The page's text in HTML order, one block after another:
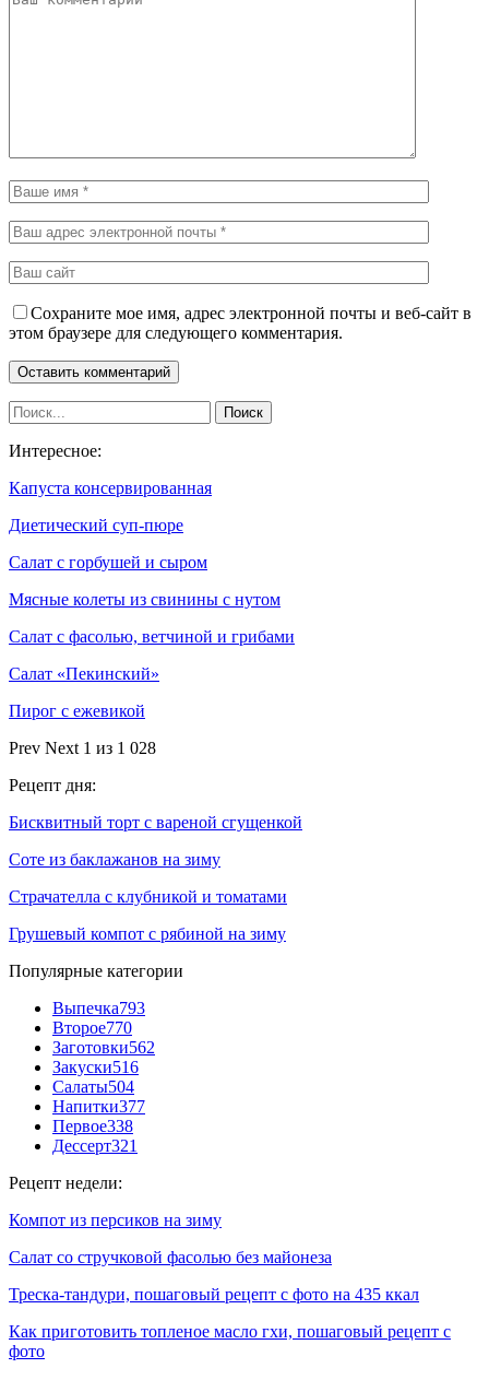
Сохраните мое имя, адрес электронной почты и веб-сайт в
этом браузере для следующего комментария.
Интересное:
Капуста консервированная
Диетический суп-пюре
Салат с горбушей и сыром
Мясные колеты из свинины с нутом
Салат с фасолью, ветчиной и грибами
Салат «Пекинский»
Пирог с ежевикой
Prev Next 1 из 1 028
Рецепт дня:
Бисквитный торт с вареной сгущенкой
Соте из баклажанов на зиму
Страчателла с клубникой и томатами
Грушевый компот с рябиной на зиму
Популярные категории
Выпечка793
Второе770
Заготовки562
Закуски516
Салаты504
Напитки377
Первое338
Дессерт321
Рецепт недели:
Компот из персиков на зиму
Салат со стручковой фасолью без майонеза
Треска-тандури, пошаговый рецепт с фото на 435 ккал
Как приготовить топленое масло гхи, пошаговый рецепт с
фото